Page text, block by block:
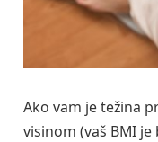
Ako vam je težina
visinom (vaš BMI